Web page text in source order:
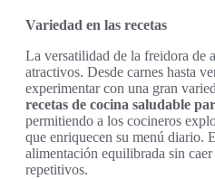
Variedad en las recetas
La versatilidad de la freidora de
atractivos. Desde carnes hasta
experimentar con una gran
recetas de cocina saludable
permitiendo a los cocineros
que enriquecen su menú diario.
alimentación equilibrada sin
repetitivos.